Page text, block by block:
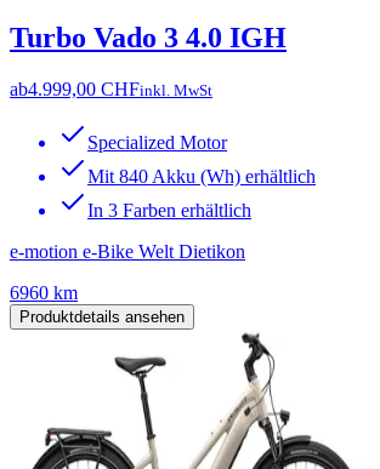
Turbo Vado 3 4.0 IGH
ab4.999,00 CHFinkl. MwSt
Specialized Motor
Mit 840 Akku (Wh) erhältlich
In 3 Farben erhältlich
e-motion e-Bike Welt Dietikon
6960 km
Produktdetails ansehen